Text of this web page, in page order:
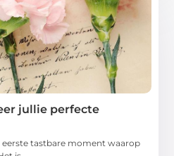
jullie perfecte
tastbare moment waarop